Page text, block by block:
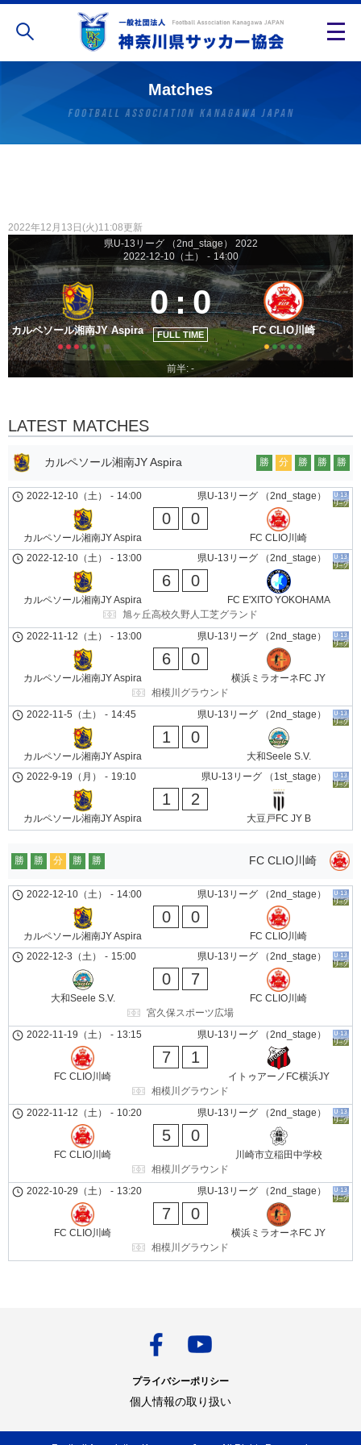
Matches
2022年12月13日(火)11:08更新
県U-13リーグ （2nd_stage） 2022
2022-12-10（土）
- 14:00
カルペソール湘南JY Aspira
0:0
FULL TIME FC CLIO川崎
前半: -
LATEST MATCHES
カルペソール湘南JY Aspira 勝 分 勝 勝 勝
県U-13リーグ （2nd_stage）
2022-12-10（土） - 14:00
カルペソール湘南JY Aspira
0 0
FC CLIO川崎
県U-13リーグ （2nd_stage）
2022-12-10（土） - 13:00
カルペソール湘南JY Aspira
6 0
FC E'XITO YOKOHAMA
旭ヶ丘高校久野人工芝グランド
県U-13リーグ （2nd_stage）
2022-11-12（土） - 13:00
カルペソール湘南JY Aspira
6 0
横浜ミラオーネFC JY
相模川グラウンド
県U-13リーグ （2nd_stage）
2022-11-5（土） - 14:45
カルペソール湘南JY Aspira
1 0
大和Seele S.V.
県U-13リーグ （1st_stage）
2022-9-19（月） - 19:10
カルペソール湘南JY Aspira
1 2
大豆戸FC JY B
FC CLIO川崎
勝 勝 分 勝 勝
県U-13リーグ （2nd_stage）
2022-12-10（土） - 14:00
カルペソール湘南JY Aspira
0 0
FC CLIO川崎
県U-13リーグ （2nd_stage）
2022-12-3（土） - 15:00
大和Seele S.V.
0 7
FC CLIO川崎
宮久保スポーツ広場
県U-13リーグ （2nd_stage）
2022-11-19（土） - 13:15
FC CLIO川崎
7 1
イトゥアーノFC横浜JY
相模川グラウンド
県U-13リーグ （2nd_stage）
2022-11-12（土） - 10:20
FC CLIO川崎
5 0
川崎市立稲田中学校
相模川グラウンド
県U-13リーグ （2nd_stage）
2022-10-29（土） - 13:20
FC CLIO川崎
7 0
横浜ミラオーネFC JY
相模川グラウンド
プライバシーポリシー
個人情報の取り扱い